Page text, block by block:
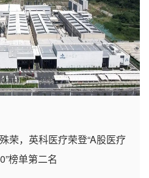
荣，英科医疗荣登“A股医疗
榜单第二名